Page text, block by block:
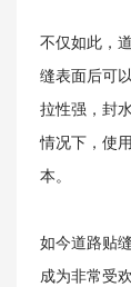
不仅如此，
缝表面后可
拉性强，封
情况下，使
本。
如今道路贴
成为非常受